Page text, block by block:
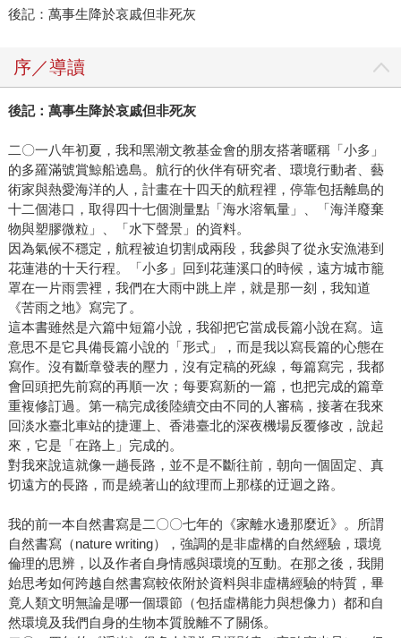
後記：萬事生降於哀戚但非死灰
序／導讀
後記：萬事生降於哀戚但非死灰
二〇一八年初夏，我和黑潮文教基金會的朋友搭著暱稱「小多」
的多羅滿號賞鯨船遶島。航行的伙伴有研究者、環境行動者、藝
術家與熱愛海洋的人，計畫在十四天的航程裡，停靠包括離島的
十二個港口，取得四十七個測量點「海水溶氧量」、「海洋廢棄
物與塑膠微粒」、「水下聲景」的資料。
因為氣候不穩定，航程被迫切割成兩段，我參與了從永安漁港到
花蓮港的十天行程。「小多」回到花蓮溪口的時候，遠方城市籠
罩在一片雨雲裡，我們在大雨中跳上岸，就是那一刻，我知道
《苦雨之地》寫完了。
這本書雖然是六篇中短篇小說，我卻把它當成長篇小說在寫。這
意思不是它具備長篇小說的「形式」，而是我以寫長篇的心態在
寫作。沒有斷章發表的壓力，沒有定稿的死線，每篇寫完，我都
會回頭把先前寫的再順一次；每要寫新的一篇，也把完成的篇章
重複修訂過。第一稿完成後陸續交由不同的人審稿，接著在我來
回淡水臺北車站的捷運上、香港臺北的深夜機場反覆修改，說起
來，它是「在路上」完成的。
對我來說這就像一趟長路，並不是不斷往前，朝向一個固定、真
切遠方的長路，而是繞著山的紋理而上那樣的迂迴之路。
我的前一本自然書寫是二〇〇七年的《家離水邊那麼近》。所謂
自然書寫（nature writing），強調的是非虛構的自然經驗，環境
倫理的思辨，以及作者自身情感與環境的互動。在那之後，我開
始思考如何跨越自然書寫較依附於資料與非虛構經驗的特質，畢
竟人類文明無論是哪一個環節（包括虛構能力與想像力）都和自
然環境及我們自身的生物本質脫離不了關係。